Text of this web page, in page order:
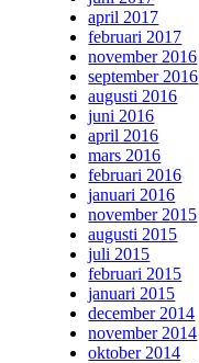
april 2017
februari 2017
november 2016
september 2016
augusti 2016
juni 2016
april 2016
mars 2016
februari 2016
januari 2016
november 2015
augusti 2015
juli 2015
februari 2015
januari 2015
december 2014
november 2014
oktober 2014